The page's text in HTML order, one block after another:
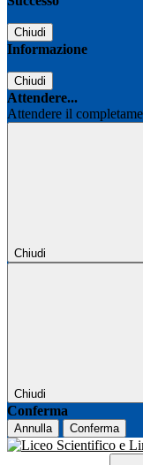
Chiudi
Informazione
Chiudi
Attendere...
Attendere il
Chiudi
Chiudi
Conferma
Annulla Conferma